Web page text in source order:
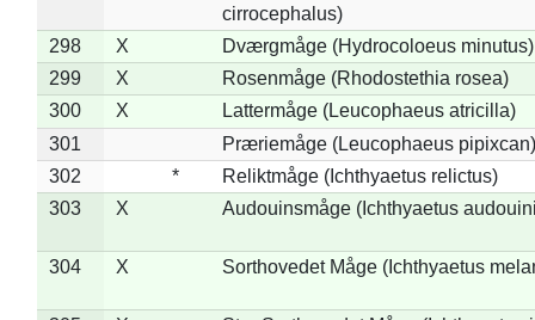
cirrocephalus)
298
X
Dværgmåge (Hydrocoloeus minutus)
299
X
Rosenmåge (Rhodostethia rosea)
300
X
Lattermåge (Leucophaeus atricilla)
301
Præriemåge (Leucophaeus pipixcan)
302
*
Reliktmåge (Ichthyaetus relictus)
303
X Audouinsmåge (Ichthyaetus
304 X Sorthovedet Måge (Ichthyaetus